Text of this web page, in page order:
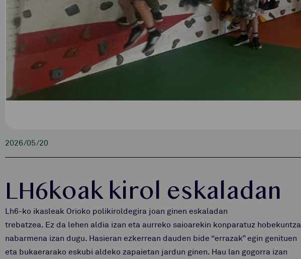
2026/05/20
LH6koak kirol eskaladan
Lh6-ko ikasleak Orioko polikiroldegira joan ginen eskaladan
trebatzea. Ez da lehen aldia izan eta aurreko saioarekin konparatuz hobekuntza
nabarmena izan dugu. Hasieran ezkerrean dauden bide “errazak” egin genituen
eta bukaerarako eskubi aldeko zapaietan jardun ginen. Hau lan gogorra izan